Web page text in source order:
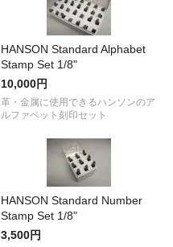
HANSON Standard Alphabet
Stamp Set 1/8"
10,000円
革・金属に使用できるハンソンのア
ルファベット刻印セット
HANSON Standard Number
Stamp Set 1/8"
3,500円